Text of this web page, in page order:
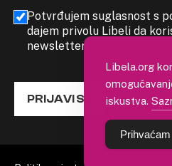
Potvrđujem suglasnost s
dajem privolu Libeli da
newslettera
PRIJAVI SE
Libela.org
iskustva.
Prihvaćam